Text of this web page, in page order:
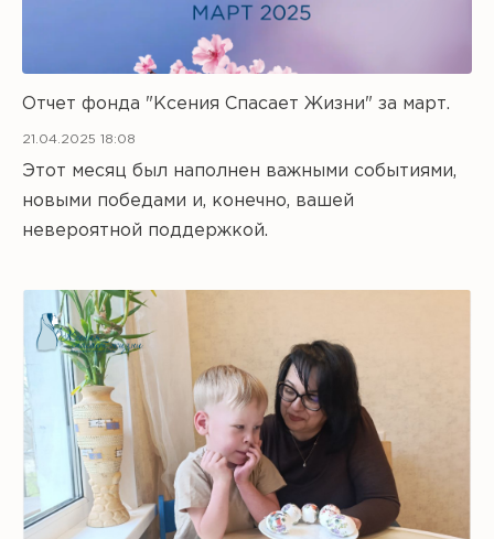
Отчет фонда "Ксения Спасает Жизни" за март.
21.04.2025 18:08
Этот месяц был наполнен важными событиями,
новыми победами и, конечно, вашей
невероятной поддержкой.